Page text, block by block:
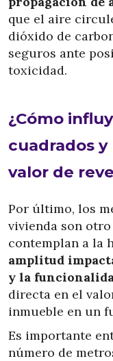
que el aire
dióxido de
seguros ante
toxicidad.
¿Cómo
cuadrados
valor de
Por último, los
vivienda son
contemplan a la
amplitud
y la
directa en el
inmueble en un
Es importante
número de